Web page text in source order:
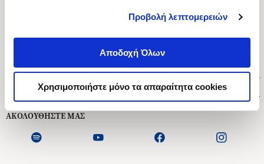
Προβολή λεπτομερειών
Αποδοχή Όλων
Χρησιμοποιήστε μόνο τα απαραίτητα cookies
Ασκληπιού 1-3, Αθήνα 106 79
Δευτέρα - Παρασκευή 09:00-21:00
Εξυπηρέτηση Πελατών
ΑΚΟΛΟΥΘΗΣΤΕ ΜΑΣ